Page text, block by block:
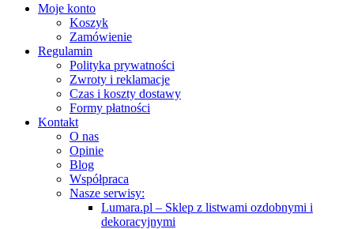
Moje konto
Koszyk
Zamówienie
Regulamin
Polityka prywatności
Zwroty i reklamacje
Czas i koszty dostawy
Formy płatności
Kontakt
O nas
Opinie
Blog
Współpraca
Nasze serwisy:
Lumara.pl – Sklep z listwami ozdobnymi i
dekoracyjnymi